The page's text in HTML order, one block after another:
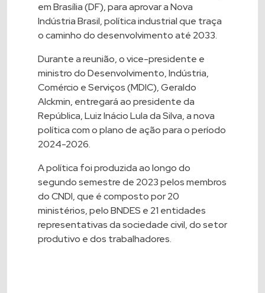
em Brasília (DF), para aprovar a Nova
Indústria Brasil, política industrial que traça
o caminho do desenvolvimento até 2033.
Durante a reunião, o vice-presidente e
ministro do Desenvolvimento, Indústria,
Comércio e Serviços (MDIC), Geraldo
Alckmin, entregará ao presidente da
República, Luiz Inácio Lula da Silva, a nova
política com o plano de ação para o período
2024-2026.
A política foi produzida ao longo do
segundo semestre de 2023 pelos membros
do CNDI, que é composto por 20
ministérios, pelo BNDES e 21 entidades
representativas da sociedade civil, do setor
produtivo e dos trabalhadores.